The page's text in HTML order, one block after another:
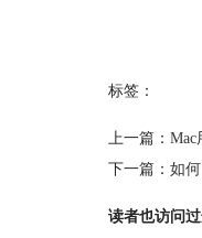
标签：
上一篇：Mac
下一篇：如
读者也访问